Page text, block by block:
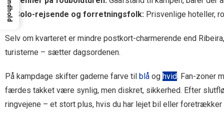
Solo-rejsende og forretningsfolk: Prisvenlige hoteller,
Selv om kvarteret er mindre postkort-charmerende end
turisterne – sætter dagsordenen.
På kampdage skifter gaderne farve til blå og hvid. Fan-zoner
færdes takket være synlig, men diskret, sikkerhed. Efter
ringvejene – et stort plus, hvis du har lejet bil eller
Indhold